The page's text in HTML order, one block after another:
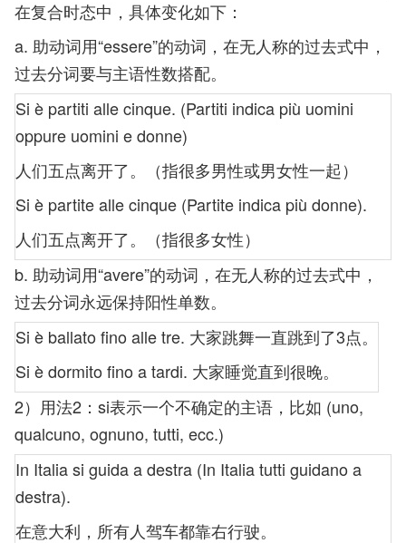
在复合时态中，具体变化如下：
a. 助动词用“essere”的动词，在无人称的过去式中，
过去分词要与主语性数搭配。
Si è partiti alle cinque. (Partiti indica più uomini
oppure uomini e donne)
人们五点离开了。（指很多男性或男女性一起）
Si è partite alle cinque (Partite indica più donne).
人们五点离开了。（指很多女性）
b. 助动词用“avere”的动词，在无人称的过去式中，
过去分词永远保持阳性单数。
Si è ballato fino alle tre. 大家跳舞一直跳到了3点。
Si è dormito fino a tardi. 大家睡觉直到很晚。
2）用法2：si表示一个不确定的主语，比如 (uno,
qualcuno, ognuno, tutti, ecc.)
In Italia si guida a destra (In Italia tutti guidano a
destra).
在意大利，所有人驾车都靠右行驶。